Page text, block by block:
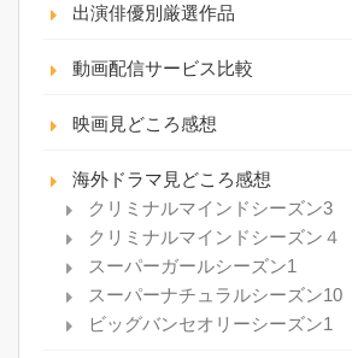
出演俳優別厳選作品
動画配信サービス比較
映画見どころ感想
海外ドラマ見どころ感想
クリミナルマインドシーズン3
クリミナルマインドシーズン４
スーパーガールシーズン1
スーパーナチュラルシーズン10
ビッグバンセオリーシーズン1